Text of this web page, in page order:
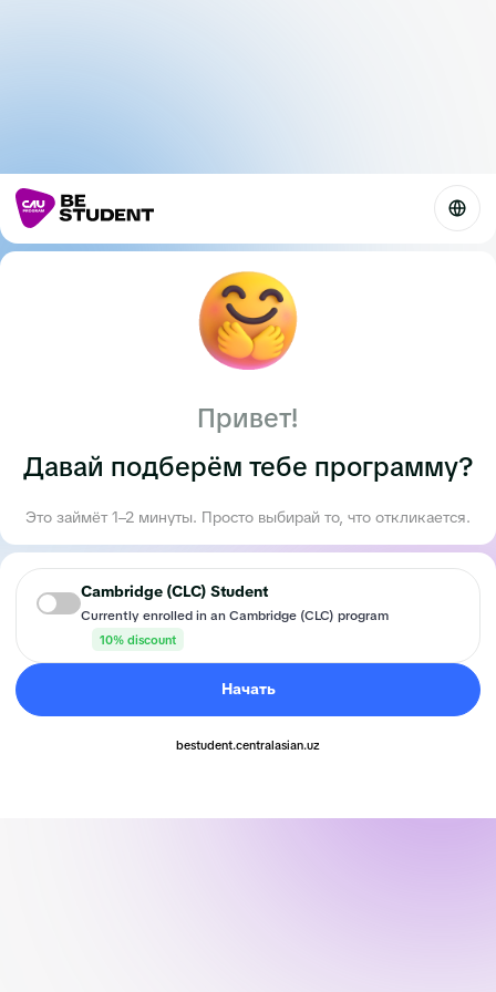
Привет!
Давай подберём тебе программу?
Это займёт 1–2 минуты. Просто выбирай то, что откликается.
Cambridge (CLC) Student
Currently enrolled in an Cambridge (CLC) program
10% discount
Начать
bestudent.centralasian.uz